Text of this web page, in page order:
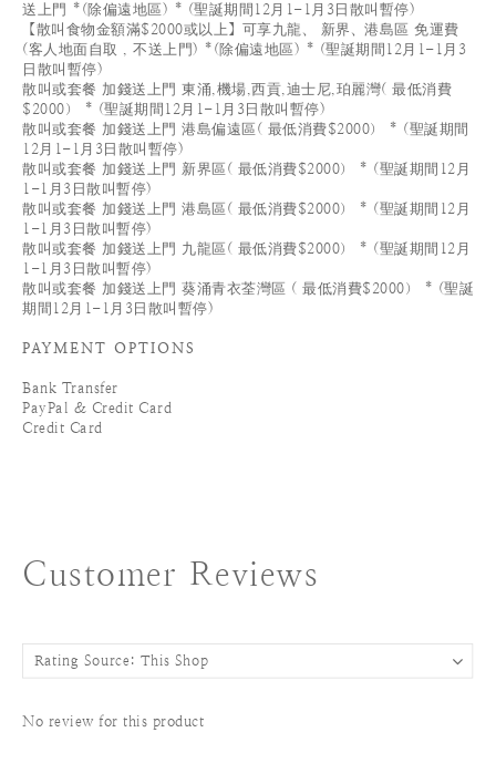
送上門 *(除偏遠地區) * (聖誕期間12月1-1月3日散叫暫停)
【散叫食物金額滿$2000或以上】可享九龍、 新界、港島區 免運費
(客人地面自取 , 不送上門) *(除偏遠地區) * (聖誕期間12月1-1月3
日散叫暫停)
散叫或套餐 加錢送上門 東涌,機場,西貢,迪士尼,珀麗灣( 最低消費
$2000） * (聖誕期間12月1-1月3日散叫暫停)
散叫或套餐 加錢送上門 港島偏遠區( 最低消費$2000） * (聖誕期間
12月1-1月3日散叫暫停)
散叫或套餐 加錢送上門 新界區( 最低消費$2000） * (聖誕期間12月
1-1月3日散叫暫停)
散叫或套餐 加錢送上門 港島區( 最低消費$2000） * (聖誕期間12月
1-1月3日散叫暫停)
散叫或套餐 加錢送上門 九龍區( 最低消費$2000） * (聖誕期間12月
1-1月3日散叫暫停)
散叫或套餐 加錢送上門 葵涌青衣荃灣區 ( 最低消費$2000） * (聖誕
期間12月1-1月3日散叫暫停)
PAYMENT OPTIONS
Bank Transfer
PayPal & Credit Card
Credit Card
Customer Reviews
No review for this product